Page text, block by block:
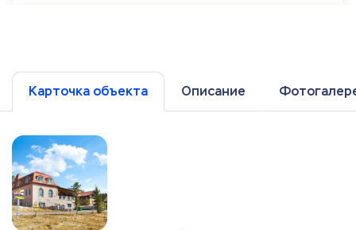
Карточка объекта Описание